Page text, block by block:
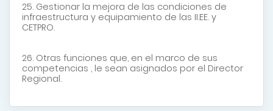
25. Gestionar la mejora de las condiciones de
infraestructura y equipamiento de las II.EE. y
CETPRO.
26. Otras funciones que, en el marco de sus
competencias , le sean asignados por el Director
Regional.